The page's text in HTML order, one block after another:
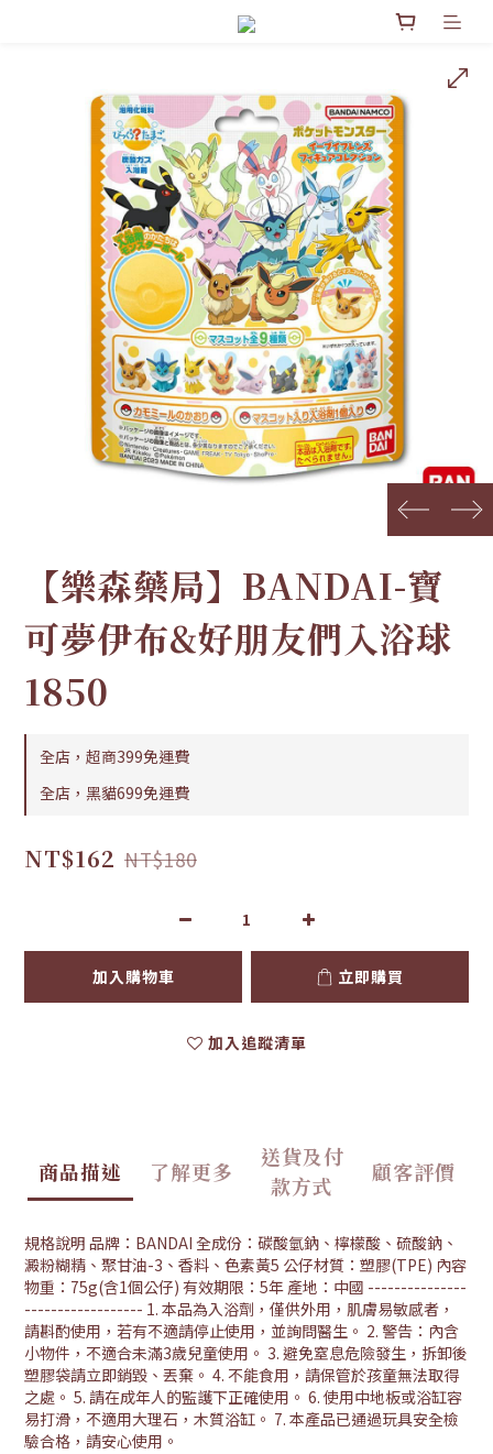
prev next
【樂森藥局】BANDAI-寶
可夢伊布&好朋友們入浴球
1850
全店，超商399免運費
全店，黑貓699免運費
NT$162 NT$180
加入購物車 立即購買
加入追蹤清單
商品描述 了解更多
送貨及付
款方式
顧客評價
規格說明 品牌：BANDAI 全成份：碳酸氫鈉、檸檬酸、硫酸鈉、
澱粉糊精、聚甘油-3、香料、色素黃5 公仔材質：塑膠(TPE) 內容
物重：75g(含1個公仔) 有效期限：5年 產地：中國 ---------------
------------------ 1. 本品為入浴劑，僅供外用，肌膚易敏感者，
請斟酌使用，若有不適請停止使用，並詢問醫生。 2. 警告：內含
小物件，不適合未滿3歲兒童使用。 3. 避免窒息危險發生，拆卸後
塑膠袋請立即銷毀、丟棄。 4. 不能食用，請保管於孩童無法取得
之處。 5. 請在成年人的監護下正確使用。 6. 使用中地板或浴缸容
易打滑，不適用大理石，木質浴缸。 7. 本產品已通過玩具安全檢
驗合格，請安心使用。